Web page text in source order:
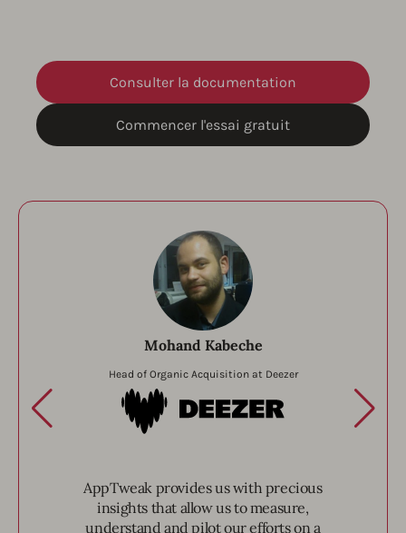
Consulter la documentation
Commencer l'essai gratuit
Mohand Kabeche
Head of Organic Acquisition at Deezer
Deezer
AppTweak provides us with precious
insights that allow us to measure,
understand and pilot our efforts on a